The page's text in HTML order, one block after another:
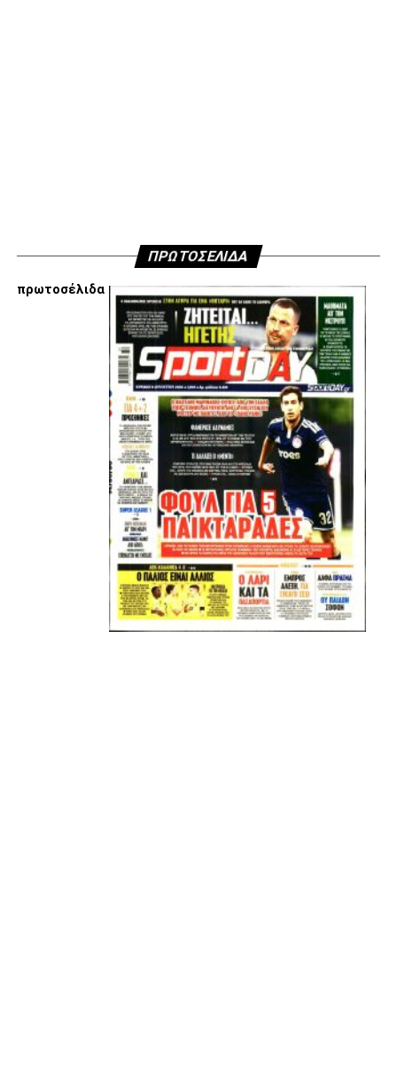
Εμείς είμαστε μόνο Π.Α.Ο.Κ.
Μόνο τα 4 γράμματα έχουν σημασία για εμάς και
ΚΑΝΕΝΑΣ δεν είναι πάνω απο αυτά τα ιερά γράμματα.
ADVERTISEMENT
ΑΜΠΑΛΑΕΑ, ΜΑΚΕΔΟΝΕΣ, ΤΟΥΜΠΑ, #031#
ΠΡΩΤΟΣΕΛΙΔΑ
πρωτοσέλιδα